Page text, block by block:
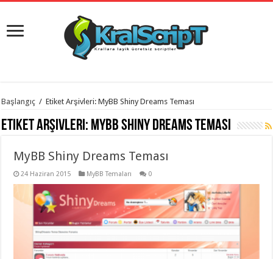
istanbul
evden
eve
organizasyon ,
gaziantep
evden
taşımacılık,
evden
taşımacılık,
gaziantep
taşımacılık,
Başlangıç / Etiket Arşivleri: MyBB Shiny Dreams Teması
Etiket Arşivleri: MyBB Shiny Dreams Teması
MyBB Shiny Dreams Teması
24 Haziran 2015 MyBB Temaları 0